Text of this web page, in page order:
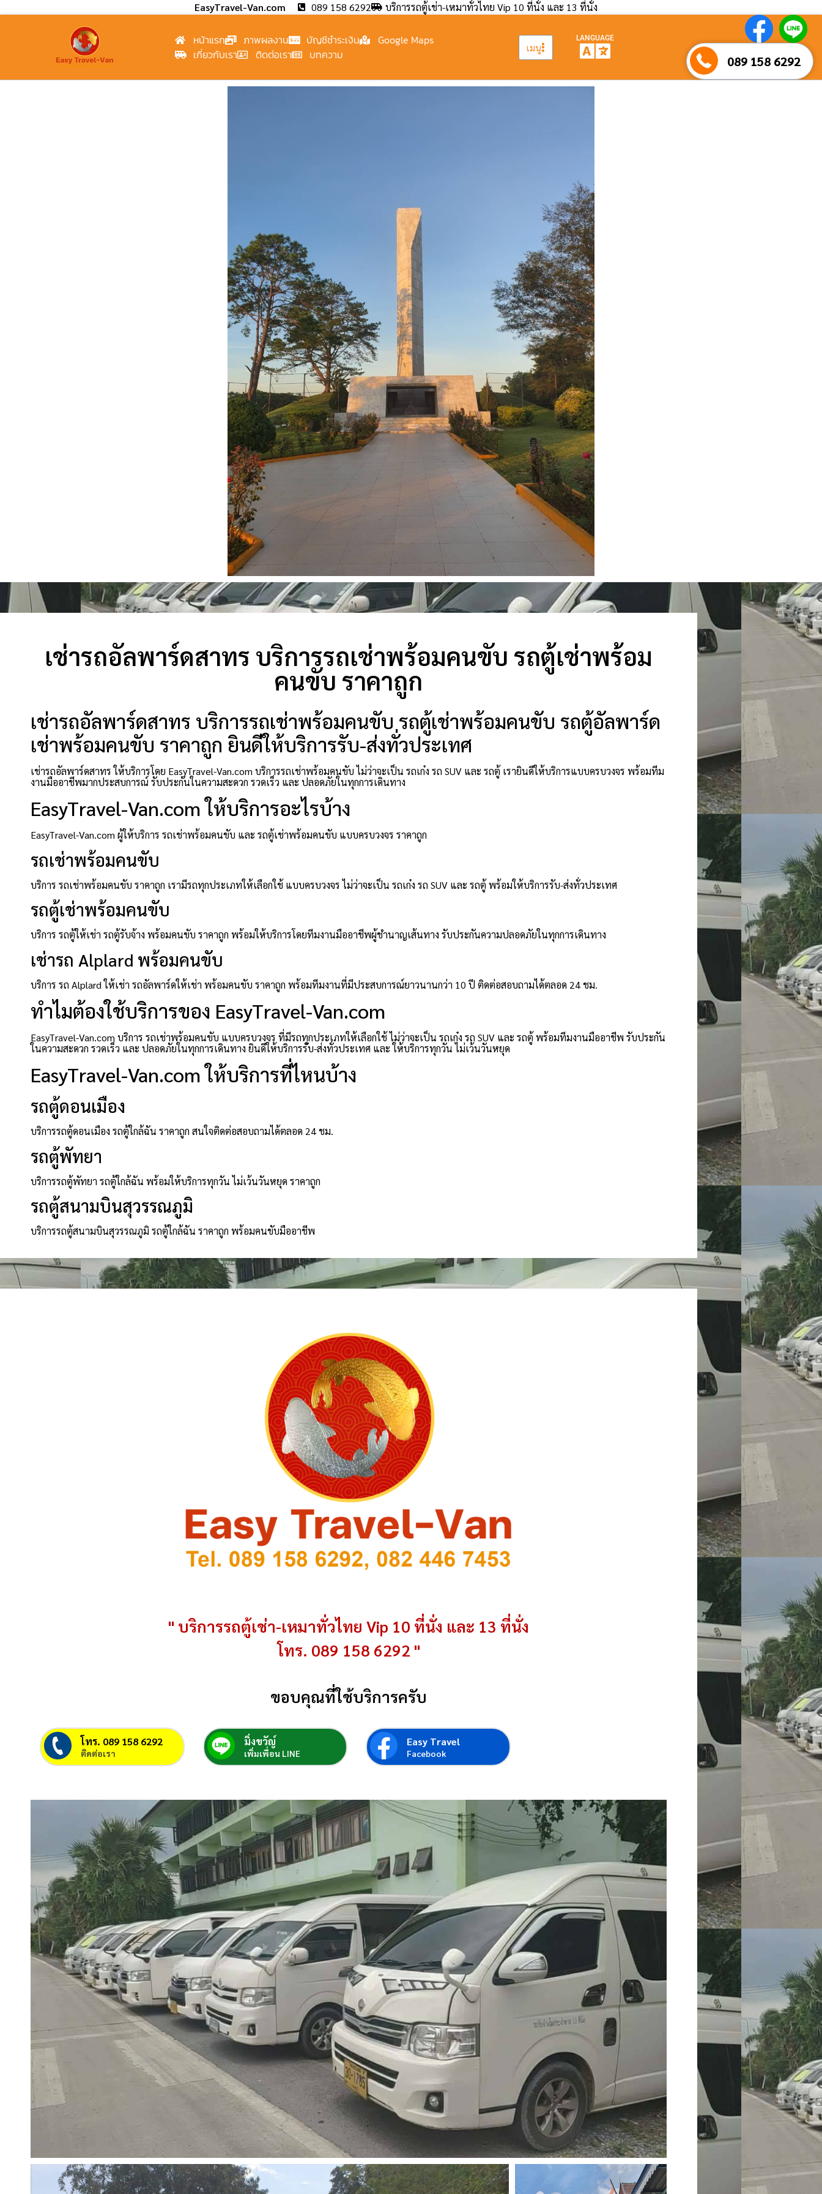
EasyTravel-Van.com 089 158 6292 บริการรถตู้เช่า-เหมาทั่วไทย Vip 10 ที่นั่ง และ 13 ที่นั่ง
หน้าแรก ภาพผลงาน บัญชีชำระเงิน
Google Maps
เกี่ยวกับเรา
ติดต่อเรา บทความ เมนู
LANGUAGE
089 158 6292
เช่ารถอัลพาร์ดสาทร บริการรถเช่าพร้อมคนขับ รถตู้เช่าพร้อม
คนขับ ราคาถูก
เช่ารถอัลพาร์ดสาทร บริการรถเช่าพร้อมคนขับ รถตู้เช่าพร้อมคนขับ รถตู้อัลพาร์ด
เช่าพร้อมคนขับ ราคาถูก ยินดีให้บริการรับ-ส่งทั่วประเทศ
เช่ารถอัลพาร์ดสาทร ให้บริการโดย EasyTravel-Van.com บริการรถเช่าพร้อมคนขับ ไม่ว่าจะเป็น รถเก๋ง รถ SUV และ รถตู้ เรายินดีให้บริการแบบครบวงจร พร้อมทีม
งานมืออาชีพมากประสบการณ์ รับประกันในความสะดวก รวดเร็ว และ ปลอดภัยในทุกการเดินทาง
EasyTravel-Van.com ให้บริการอะไรบ้าง
EasyTravel-Van.com ผู้ให้บริการ รถเช่าพร้อมคนขับ และ รถตู้เช่าพร้อมคนขับ แบบครบวงจร ราคาถูก
รถเช่าพร้อมคนขับ
บริการ รถเช่าพร้อมคนขับ ราคาถูก เรามีรถทุกประเภทให้เลือกใช้ แบบครบวงจร ไม่ว่าจะเป็น รถเก๋ง รถ SUV และ รถตู้ พร้อมให้บริการรับ-ส่งทั่วประเทศ
รถตู้เช่าพร้อมคนขับ
บริการ รถตู้ให้เช่า รถตู้รับจ้าง พร้อมคนขับ ราคาถูก พร้อมให้บริการโดยทีมงานมืออาชีพผู้ชำนาญเส้นทาง รับประกันความปลอดภัยในทุกการเดินทาง
เช่ารถ Alplard พร้อมคนขับ
บริการ รถ Alplard ให้เช่า รถอัลพาร์ดให้เช่า พร้อมคนขับ ราคาถูก พร้อมทีมงานที่มีประสบการณ์ยาวนานกว่า 10 ปี ติดต่อสอบถามได้ตลอด 24 ชม.
ทำไมต้องใช้บริการของ EasyTravel-Van.com
EasyTravel-Van.com บริการ รถเช่าพร้อมคนขับ แบบครบวงจร ที่มีรถทุกประเภทให้เลือกใช้ ไม่ว่าจะเป็น รถเก๋ง รถ SUV และ รถตู้ พร้อมทีมงานมืออาชีพ รับประกัน
ในความสะดวก รวดเร็ว และ ปลอดภัยในทุกการเดินทาง ยินดีให้บริการรับ-ส่งทั่วประเทศ และ ให้บริการทุกวัน ไม่เว้นวันหยุด
EasyTravel-Van.com ให้บริการที่ไหนบ้าง
รถตู้ดอนเมือง
บริการรถตู้ดอนเมือง รถตู้ใกล้ฉัน ราคาถูก สนใจติดต่อสอบถามได้ตลอด 24 ชม.
รถตู้พัทยา
บริการรถตู้พัทยา รถตู้ใกล้ฉัน พร้อมให้บริการทุกวัน ไม่เว้นวันหยุด ราคาถูก
รถตู้สนามบินสุวรรณภูมิ
บริการรถตู้สนามบินสุวรรณภูมิ รถตู้ใกล้ฉัน ราคาถูก พร้อมคนขับมืออาชีพ
" บริการรถตู้เช่า-เหมาทั่วไทย Vip 10 ที่นั่ง และ 13 ที่นั่ง
โทร. 089 158 6292 "
ขอบคุณที่ใช้บริการครับ
โทร. 089 158 6292
ติดต่อเรา
มิ่งขวัญ์
เพิ่มเพื่อน LINE
Easy Travel
Facebook